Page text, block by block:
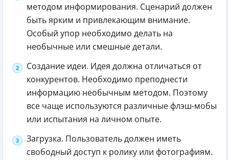
методом информирования. Сценарий должен
быть ярким и привлекающим внимание.
Особый упор необходимо делать на
необычные или смешные детали.
Создание идеи. Идея должна отличаться от
конкурентов. Необходимо преподнести
информацию необычным методом. Поэтому
все чаще используются различные флэш-мобы
или испытания на личном опыте.
Загрузка. Пользователь должен иметь
свободный доступ к ролику или фотографиям.